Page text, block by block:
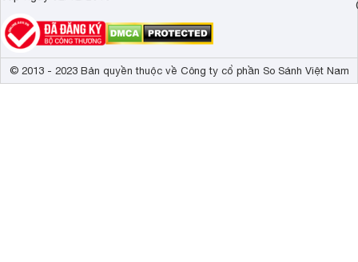
© 2013 - 2023 Bản quyền thuộc về Công ty cổ phần So Sánh Việt Nam